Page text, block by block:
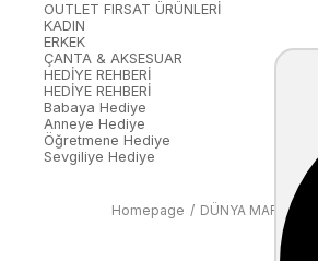
OUTLET FIRSAT ÜRÜNLERİ
KADIN
ERKEK
ÇANTA & AKSESUAR
HEDİYE REHBERİ
HEDİYE REHBERİ
Babaya Hediye
Anneye Hediye
Öğretmene Hediye
Sevgiliye Hediye
Homepage DÜNYA MARKALARI